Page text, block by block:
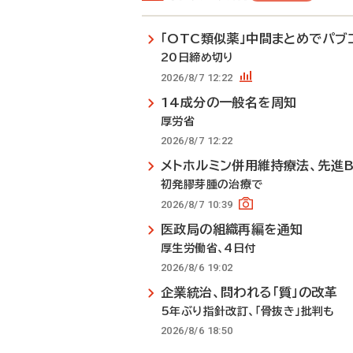
「OTC類似薬」中間まとめでパブ
20日締め切り
2026/8/7 12:22
14成分の一般名を周知
厚労省
2026/8/7 12:22
メトホルミン併用維持療法、先進
初発膠芽腫の治療で
2026/8/7 10:39
医政局の組織再編を通知
厚生労働省、4日付
2026/8/6 19:02
企業統治、問われる「質」の改革
5年ぶり指針改訂、「骨抜き」批判も
2026/8/6 18:50